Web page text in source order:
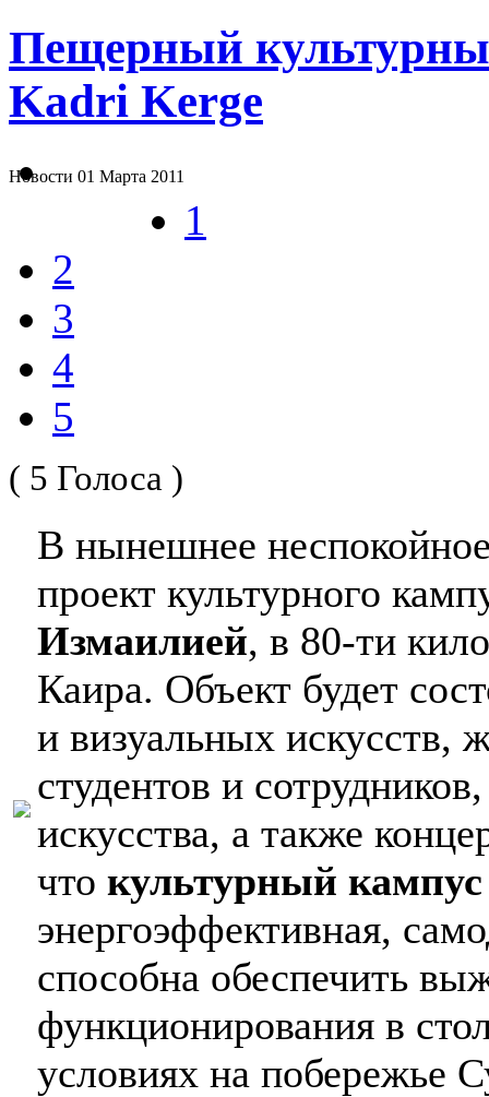
Пещерный
Kadri Kerge
Новости 01 Марта 2011
1
2
3
4
5
( 5 Голоса )
В нынешнее
проект культурного
Измаилией, в 80-ти
Каира. Объект будет
и визуальных искусств,
студентов и
искусства, а также
что культурный кампус
энергоэффективная,
способна обеспечить
функционирования в
условиях на побережье